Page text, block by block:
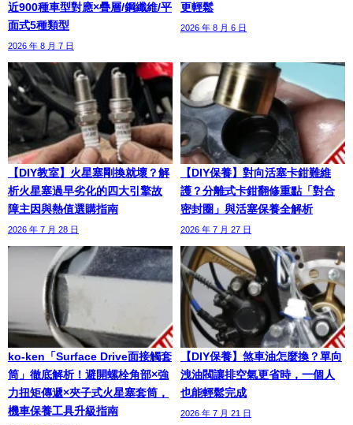
近900種車型對應×疊層/鋼纖維/平
面式5種類型
2026 年 8 月 7 日
更輕鬆
2026 年 8 月 6 日
【DIY教室】火星塞剛換就壞？解
析火星塞過早劣化的四大引擎故
障主因與熱值選購指南
2026 年 7 月 28 日
【DIY保養】對向活塞卡鉗難維
護？分離式卡鉗翻修重點「對合
密封圈」與活塞保養全解析
2026 年 7 月 27 日
ko-ken「Surface Drive面接觸套
筒」徹底解析！避開螺栓角部×強
力扭矩傳遞×夾子式火星塞套筒，
機車保養工具升級指南
【DIY保養】煞車油怎麼換？單向
洩油閥讓排空氣更省時，一個人
也能輕鬆完成
2026 年 7 月 21 日